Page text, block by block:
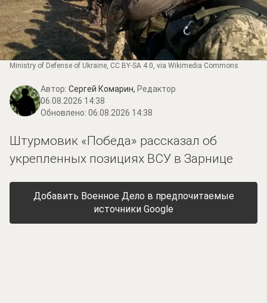
Ministry of Defense of Ukraine, CC BY-SA 4.0, via Wikimedia Commons
Автор: Сергей Комарин, Редактор
06.08.2026 14:38
Обновлено: 06.08.2026 14:38
Штурмовик «Победа» рассказал об
укрепленных позициях ВСУ в Зарнице
Добавить Военное Дело в предпочитаемые
источники Google